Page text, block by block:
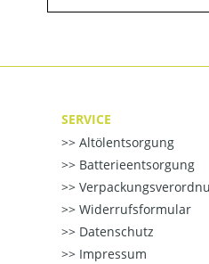
SERVICE
Altölentsorgung
Batterieentsorgung
Widerrufsformular
Datenschutz
Impressum